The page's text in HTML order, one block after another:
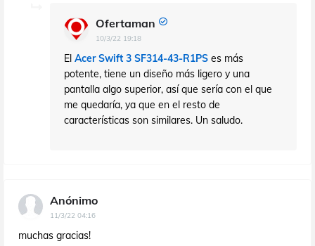
Ofertaman
10/3/22 19:18
El Acer Swift 3 SF314-43-R1PS es más
potente, tiene un diseño más ligero y una
pantalla algo superior, así que sería con el que
me quedaría, ya que en el resto de
características son similares. Un saludo.
Anónimo
11/3/22 04:16
muchas gracias!